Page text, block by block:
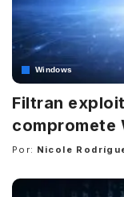
Windows
Filtran
compromete
Posted
Por: Nicole